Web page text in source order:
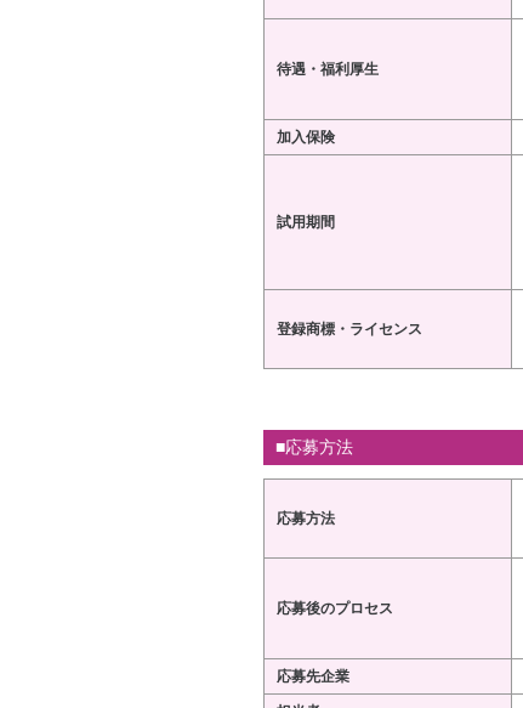
待遇・福利厚生
加入保険
試用期間
登録商標・ライセンス
■応募方法
応募方法
応募後のプロセス
応募先企業